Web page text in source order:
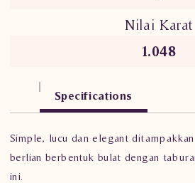
Nilai Karat
1.048
Specifications
Simple, lucu dan elegant
berlian berbentuk bulat dengan
ini.